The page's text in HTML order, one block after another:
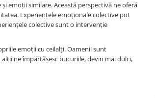
emoții similare. Această perspectivă ne oferă
Experiențele emoționale colective pot
colective sunt o intervenție
emoții cu ceilalți. Oamenii sunt
ne împărtășesc bucuriile, devin mai dulci,